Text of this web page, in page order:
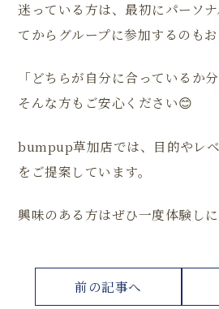
迷っている方は、最初にパーソ
てからグループに参加するのも
「どちらが自分に合っているか
そんな方もご安心ください😊
bumpup草加店では、目的やレ
をご提案しています。
興味のある方はぜひ一度体験し
前の記事へ